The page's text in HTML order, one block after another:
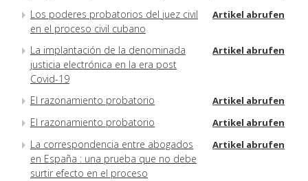
Los poderes probatorios del juez civil
en el proceso civil cubano
Artikel abrufen
La implantación de la denominada
justicia electrónica en la era post
Covid-19
Artikel abrufen
El razonamiento probatorio Artikel abrufen
El razonamiento probatorio Artikel abrufen
La correspondencia entre abogados
en España : una prueba que no debe
surtir efecto en el proceso
Artikel abrufen